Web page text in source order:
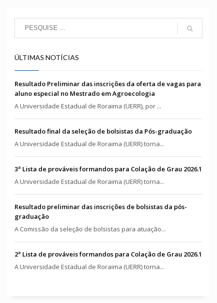
ÚLTIMAS NOTÍCIAS
Resultado Preliminar das inscrições da oferta de vagas para
aluno especial no Mestrado em Agroecologia
A Universidade Estadual de Roraima (UERR), por ...
Resultado final da seleção de bolsistas da Pós-graduação
A Universidade Estadual de Roraima (UERR) torna...
3ª Lista de prováveis formandos para Colação de Grau 2026.1
A Universidade Estadual de Roraima (UERR) torna...
Resultado preliminar das inscrições de bolsistas da pós-
graduação
A Comissão da seleção de bolsistas para atuação...
2ª Lista de prováveis formandos para Colação de Grau 2026.1
A Universidade Estadual de Roraima (UERR) torna...